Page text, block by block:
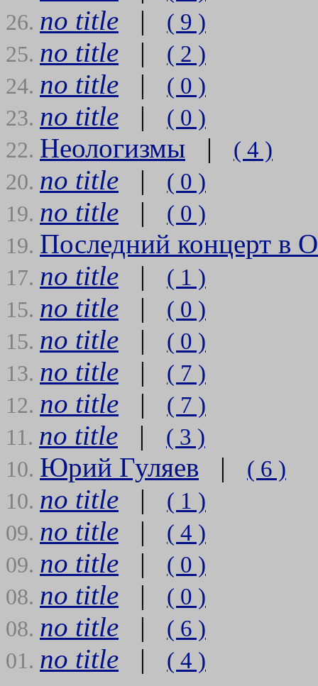
26. no title | ( 9 )
25. no title | ( 2 )
24. no title | ( 0 )
23. no title | ( 0 )
22. Неологизмы | ( 4 )
20. no title | ( 0 )
19. no title | ( 0 )
19. Последний концерт в
17. no title | ( 1 )
15. no title | ( 0 )
15. no title | ( 0 )
13. no title | ( 7 )
12. no title | ( 7 )
11. no title | ( 3 )
10. Юрий Гуляев | ( 6 )
10. no title | ( 1 )
09. no title | ( 4 )
09. no title | ( 0 )
08. no title | ( 0 )
08. no title | ( 6 )
01. no title | ( 4 )